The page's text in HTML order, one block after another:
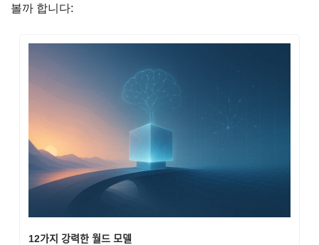
볼까 합니다:
12가지 강력한 월드 모델